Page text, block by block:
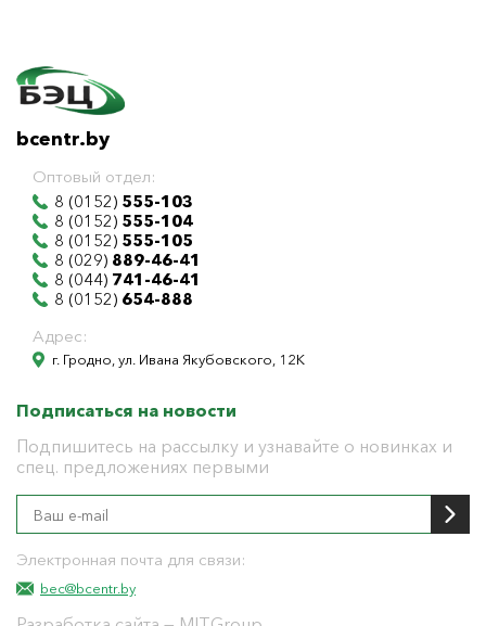
bcentr.by
Оптовый отдел:
8 (0152) 555-103
8 (0152) 555-104
8 (0152) 555-105
8 (029) 889-46-41
8 (044) 741-46-41
8 (0152) 654-888
Адрес:
г. Гродно, ул. Ивана Якубовского, 12К
Подписаться на новости
Подпишитесь на рассылку и узнавайте о новинках и
спец. предложениях первыми
Электронная почта для связи:
bec@bcentr.by